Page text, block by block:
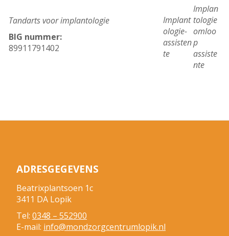
Tandarts voor implantologie
BIG nummer:
89911791402
Implant
ologie-
assisten
te
Implan
tologie
omloo
p
assiste
nte
ADRESGEGEVENS
Beatrixplantsoen 1c
3411 DA Lopik
Tel: 0348 – 552900
E-mail: info@mondzorgcentrumlopik.nl